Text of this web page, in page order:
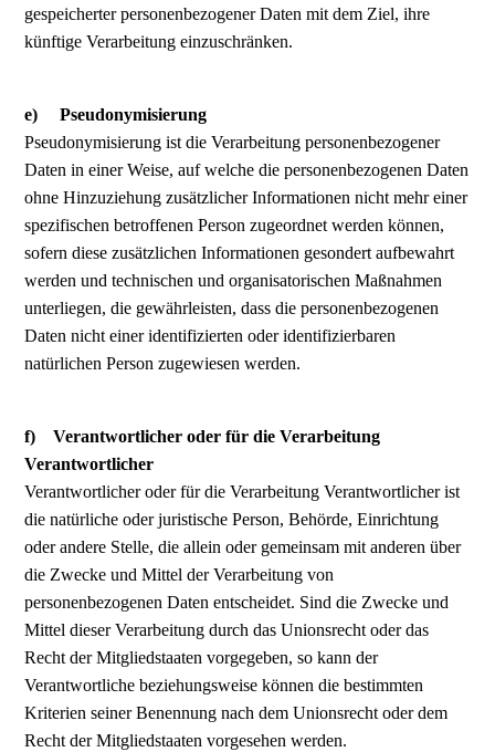
gespeicherter personenbezogener Daten mit dem Ziel, ihre
künftige Verarbeitung einzuschränken.
e) Pseudonymisierung
Pseudonymisierung ist die Verarbeitung personenbezogener
Daten in einer Weise, auf welche die personenbezogenen Daten
ohne Hinzuziehung zusätzlicher Informationen nicht mehr einer
spezifischen betroffenen Person zugeordnet werden können,
sofern diese zusätzlichen Informationen gesondert aufbewahrt
werden und technischen und organisatorischen Maßnahmen
unterliegen, die gewährleisten, dass die personenbezogenen
Daten nicht einer identifizierten oder identifizierbaren
natürlichen Person zugewiesen werden.
f) Verantwortlicher oder für die Verarbeitung
Verantwortlicher
Verantwortlicher oder für die Verarbeitung Verantwortlicher ist
die natürliche oder juristische Person, Behörde, Einrichtung
oder andere Stelle, die allein oder gemeinsam mit anderen über
die Zwecke und Mittel der Verarbeitung von
personenbezogenen Daten entscheidet. Sind die Zwecke und
Mittel dieser Verarbeitung durch das Unionsrecht oder das
Recht der Mitgliedstaaten vorgegeben, so kann der
Verantwortliche beziehungsweise können die bestimmten
Kriterien seiner Benennung nach dem Unionsrecht oder dem
Recht der Mitgliedstaaten vorgesehen werden.